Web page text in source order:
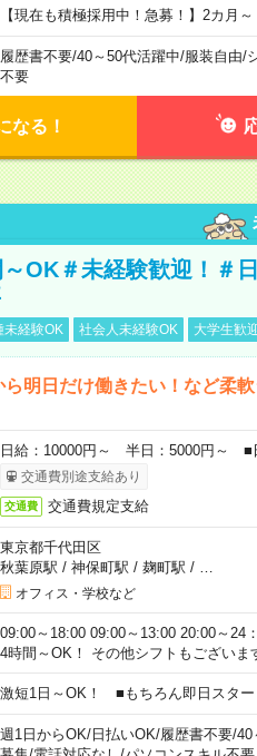
【現在も積極採用中！急募！】2カ月
履歴書不要/40～50代活躍中/服装自由/
不要
なる！
～OK＃未経験歓迎！＃
未経験OK 社会人未経験OK 大学生歓
ら明日だけ働きたい！など柔
日給：10000円～ 半日：5000円～ ■
交通費別途支給あり
交通費 交通費規定支給
東京都千代田区
秋葉原駅 / 神保町駅 / 麹町駅 /
オフィス・学校など
09:00～18:00 09:00～13:00 20:00～24
4時間～OK！ その他シフトもございま
激短1日～OK！ ■もちろん即日スタ
週1日からOK/日払いOK/履歴書不要/40